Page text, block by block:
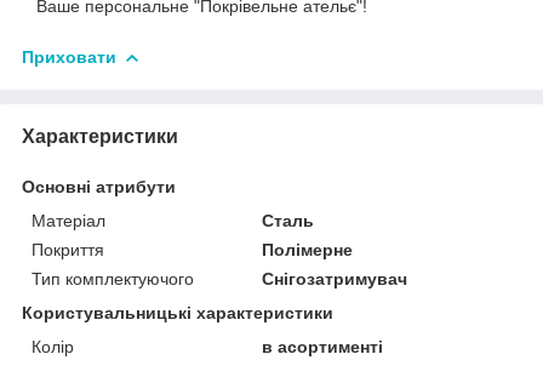
Ваше персональне "Покрівельне ательє"!
Приховати
Характеристики
Основні атрибути
Матеріал
Сталь
Покриття
Полімерне
Тип комплектуючого
Снігозатримувач
Користувальницькі характеристики
Колір
в асортименті